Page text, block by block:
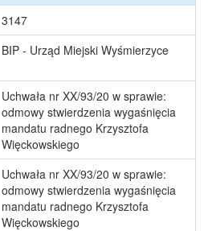
3147
BIP - Urząd Miejski Wyśmierzyce
Uchwała nr XX/93/20 w sprawie:
odmowy stwierdzenia wygaśnięcia
mandatu radnego Krzysztofa
Więckowskiego
Uchwała nr XX/93/20 w sprawie:
odmowy stwierdzenia wygaśnięcia
mandatu radnego Krzysztofa
Więckowskiego